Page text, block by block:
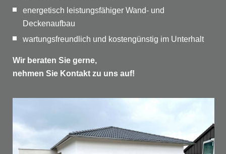
energetisch leistungsfähiger Wand- und
Deckenaufbau
wartungsfreundlich und kostengünstig im Unterhalt
Wir beraten Sie gerne,
nehmen Sie Kontakt zu uns auf!